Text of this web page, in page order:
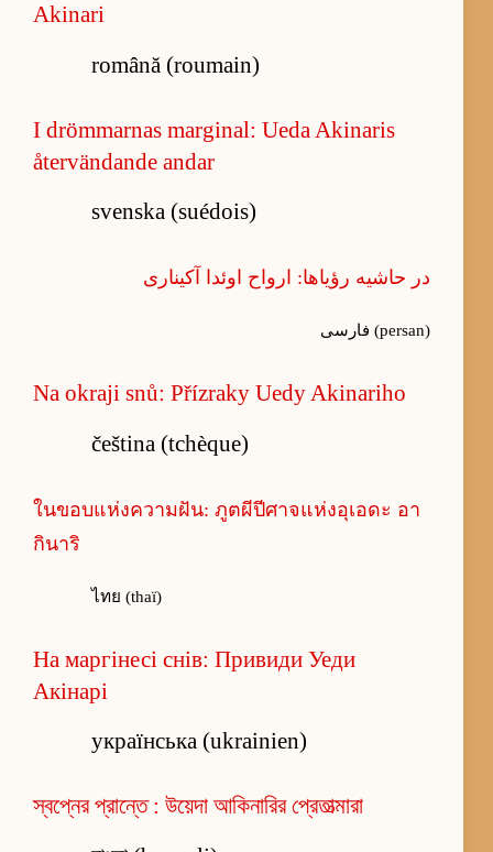
Akinari
română (roumain)
I drömmarnas marginal: Ueda Akinaris
återvändande andar
svenska (suédois)
در حاشیه رؤیاها: ارواح اوئدا آکیناری
فارسی (persan)
Na okraji snů: Přízraky Uedy Akinariho
čeština (tchèque)
ในขอบแห่งความฝัน: ภูตผีปีศาจแห่งอุเอดะ อา
กินาริ
ไทย (thaï)
На маргінесі снів: Привиди Уеди
Акінарі
українська (ukrainien)
স্বপ্নের প্রান্তে : উয়েদা আকিনারির প্রেতাত্মারা